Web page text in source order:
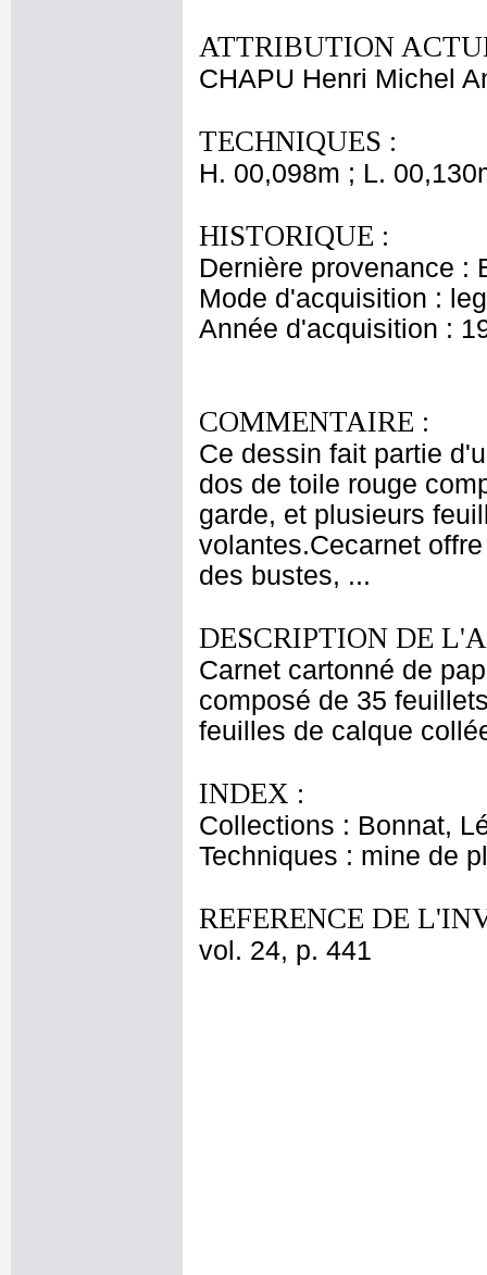
ATTRIBUTION
CHAPU Henri Michel
TECHNIQUES :
H. 00,098m ; L.
HISTORIQUE :
Dernière provenance :
Mode d'acquisition :
Année d'acquisition :
COMMENTAIRE :
Ce dessin fait partie
dos de toile rouge
garde, et plusieurs
volantes.Cecarnet
des bustes, ...
DESCRIPTION DE
Carnet cartonné de
composé de 35
feuilles de calque
INDEX :
Collections : Bonnat,
Techniques : mine de
REFERENCE DE
vol. 24, p. 441